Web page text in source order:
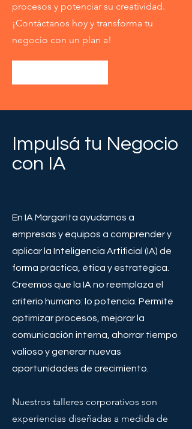
procesos y potenciar su creatividad.
¡Contáctanos hoy y transforma tu
negocio con un plan a!
Impulsá tu Negocio
con IA
En IA Margarita ayudamos a
empresas y equipos a comprender y
aplicar la Inteligencia Artificial (IA) de
forma práctica, ética y estratégica.
Creemos que la IA no reemplaza el
criterio humano: lo potencia. Permite
optimizar procesos, mejorar la
comunicación interna, ahorrar tiempo
valioso y generar nuevas
oportunidades de crecimiento.
Nuestros talleres corporativos son
experiencias diseñadas a medida de